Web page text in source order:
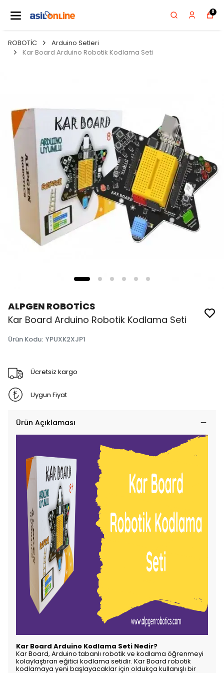
0
ROBOTİC
Arduino Setleri
Kar Board Arduino Robotik Kodlama Seti
ALPGEN ROBOTİCS
Kar Board Arduino Robotik Kodlama Seti
Ürün Kodu: YPUXK2XJP1
Ücretsiz kargo
Uygun Fiyat
Ürün Açıklaması
Kar Board Arduino Kodlama Seti Nedir?
Kar Board, Arduino tabanlı robotik ve kodlama öğrenmeyi
kolaylaştıran eğitici kodlama setidir. Kar Board robotik
kodlamaya yeni başlayacaklar için oldukça kullanışlı bir